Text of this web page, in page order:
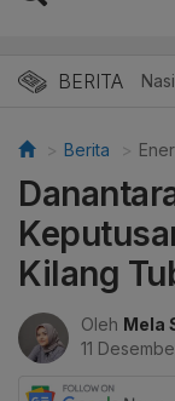
BERITA
Berita
Kilang
Oleh Mela
11